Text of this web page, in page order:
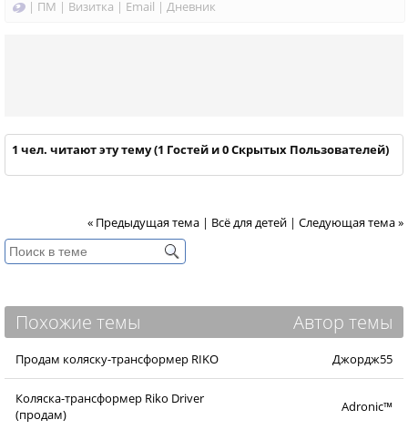
| ПМ | Визитка | Email | Дневник
1 чел. читают эту тему (1 Гостей и 0 Скрытых Пользователей)
« Предыдущая тема | Всё для детей | Следующая тема »
Похожие темы Автор темы
Продам коляску-трансформер RIKO Джордж55
Коляска-трансформер Riko Driver
(продам)
Adronic™